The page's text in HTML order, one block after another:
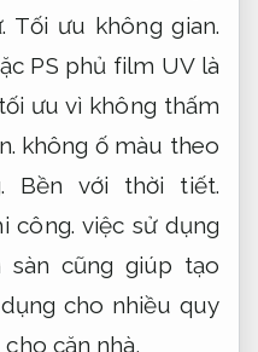
Tối ưu không gian.
PS phủ film UV là
ưu vì không thấm
không ố màu theo
Bền với thời tiết.
công. việc sử dụng
sàn cũng giúp tạo
cho nhiều quy
căn nhà.